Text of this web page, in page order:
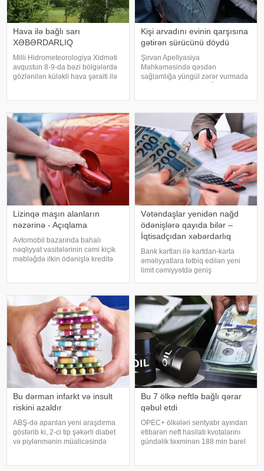
Hava ilə bağlı sarı
XƏBƏRDARLIQ
Milli Hidrometeorologiya Xidməti
avqustun 8-9-da bəzi bölgələrdə
gözlənilən küləkli hava şəraiti ilə
Goranboy, Naftalan, Daşkəsən
Kişi arvadını evinin qarşısına
gətirən sürücünü döydü
Şirvan Apellyasiya
Məhkəməsində qəsdən
sağlamlığa yüngül zərər vurmada
şikayəti üzrə məhkəmə prosesi
başa çatıb. -a istinadə
Lizinqə maşın alanların
nəzərinə - Açıqlama
Avtomobil bazarında bahalı
nəqliyyat vasitələrinin cəmi kiçik
məbləğdə ilkin ödənişlə kreditə
şərtləri və ümumi kredit yükü il
Vətəndaşlar yenidən nağd
ödənişlərə qayıda bilər –
İqtisadçıdan xəbərdarlıq
Bank kartları ilə kartdan-karta
əməliyyatlara tətbiq edilən yeni
limit cəmiyyətdə geniş
qaydalara əsasən, vətəndaşlar
gün ərzində maksimum 5 mədaxil
və 5 köçürmə əməliyyat
Bu dərman infarkt və insult
riskini azaldır
ABŞ-də aparılan yeni araşdırma
göstərib ki, 2-ci tip şəkərli diabet
və piylənmənin müalicəsində
Bu 7 ölkə neftlə bağlı qərar
qəbul etdi
OPEC+ ölkələri sentyabr ayından
etibarən neft hasilatı kvotalarını
gündəlik təxminən 188 min barel